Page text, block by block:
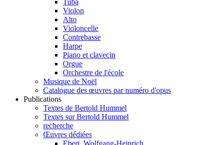
Tuba
Violon
Alto
Violoncelle
Contrebasse
Harpe
Piano et clavecin
Orgue
Orchestre de l'école
Musique de Noël
Catalogue des œuvres par numéro d'opus
Publications
Textes de Bertold Hummel
Textes sur Bertold Hummel
recherche
Œuvres dédiées